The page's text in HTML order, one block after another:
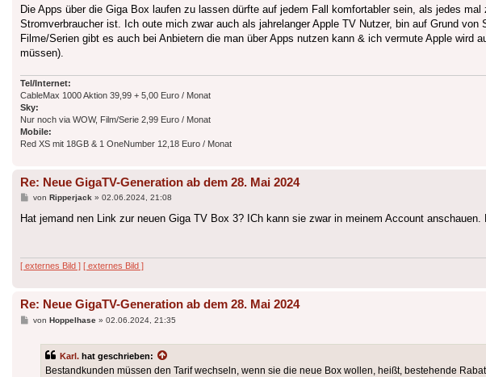
Die Apps über die Giga Box laufen zu lassen dürfte auf jedem Fall komfortabler sein, als jedes
Stromverbraucher ist. Ich oute mich zwar auch als jahrelanger Apple TV Nutzer, bin auf Grund
Filme/Serien gibt es auch bei Anbietern die man über Apps nutzen kann & ich vermute Apple wird
müssen).
Tel/Internet:
CableMax 1000 Aktion 39,99 + 5,00 Euro / Monat
Sky:
Nur noch via WOW, Film/Serie 2,99 Euro / Monat
Mobile:
Red XS mit 18GB & 1 OneNumber 12,18 Euro / Monat
Re: Neue GigaTV-Generation ab dem 28. Mai 2024
Beitrag
von Ripperjack» 02.06.2024, 21:08
Hat jemand nen Link zur neuen Giga TV Box 3? ICh kann sie zwar in meinem Account
[ externes Bild ] [ externes Bild ]
Re: Neue GigaTV-Generation ab dem 28. Mai 2024
Beitrag
von Hoppelhase» 02.06.2024, 21:35
Karl. hat geschrieben:
Bestandkunden müssen den Tarif wechseln, wenn sie die neue Box wollen, heißt, bestehende